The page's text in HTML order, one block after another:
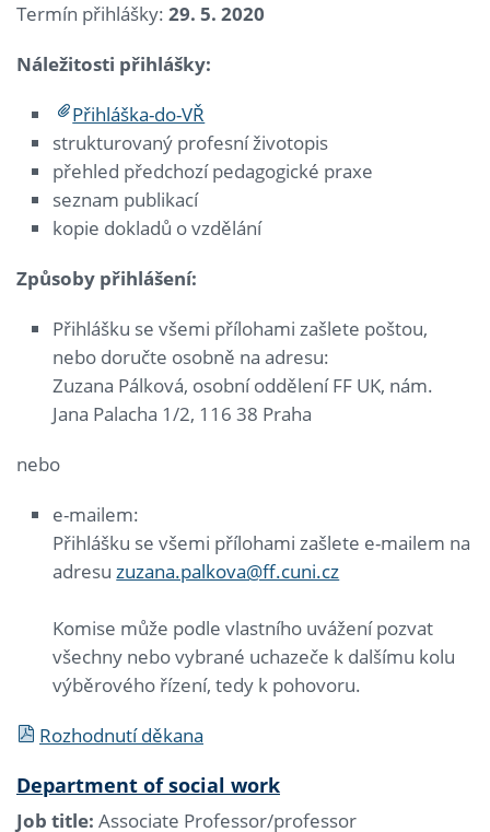
Termín přihlášky: 29. 5. 2020
Náležitosti přihlášky:
Přihláška-do-VŘ
strukturovaný profesní životopis
přehled předchozí pedagogické praxe
seznam publikací
kopie dokladů o vzdělání
Způsoby přihlášení:
Přihlášku se všemi přílohami zašlete poštou,
nebo doručte osobně na adresu:
Zuzana Pálková, osobní oddělení FF UK, nám.
Jana Palacha 1/2, 116 38 Praha
nebo
e-mailem:
Přihlášku se všemi přílohami zašlete e-mailem na
adresuzuzana.palkova@ff.cuni.cz
Komise může podle vlastního uvážení pozvat
všechny nebo vybrané uchazeče k dalšímu kolu
výběrového řízení, tedy k pohovoru.
Rozhodnutí děkana
Department of social work
Job title: Associate Professor/professor